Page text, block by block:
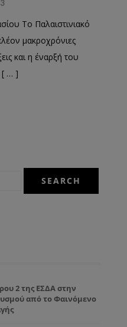
Το Παλαιστινιακό
μακροχρόνιες
και η έναρξή του
[ … ]
2 της ΕΣΔΑ στην
από το Φαινόμενο